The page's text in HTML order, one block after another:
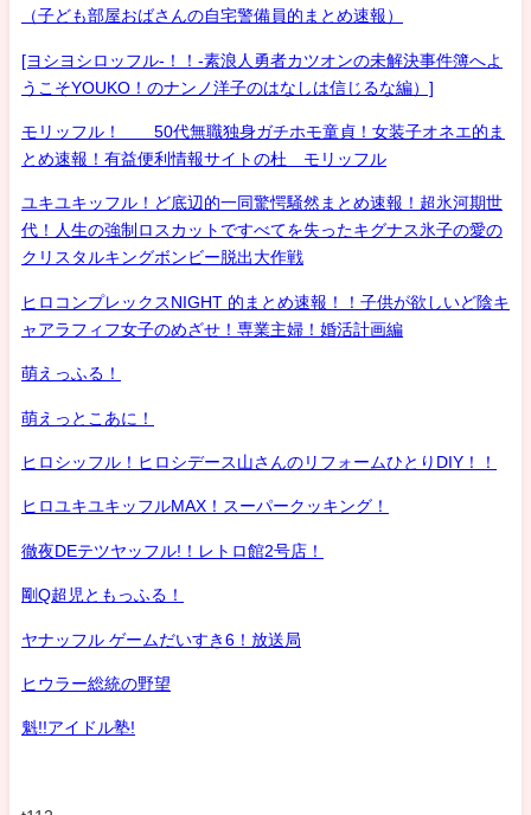
（子ども部屋おばさんの自宅警備員的まとめ速報）
[ヨシヨシロッフル-！！-素浪人勇者カツオンの未解決事件簿へよ
うこそYOUKO！のナンノ洋子のはなしは信じるな編）]
モリッフル！ 50代無職独身ガチホモ童貞！女装子オネエ的ま
とめ速報！有益便利情報サイトの杜 モリッフル
ユキユキッフル！ど底辺的一同驚愕騒然まとめ速報！超氷河期世
代！人生の強制ロスカットですべてを失ったキグナス氷子の愛の
クリスタルキングボンビー脱出大作戦
ヒロコンプレックスNIGHT 的まとめ速報！！子供が欲しいど陰キ
ャアラフィフ女子のめざせ！専業主婦！婚活計画編
萌えっふる！
萌えっとこあに！
ヒロシッフル！ヒロシデース山さんのリフォームひとりDIY！！
ヒロユキユキッフルMAX！スーパークッキング！
徹夜DEテツヤッフル!！レトロ館2号店！
剛Q超児ともっふる！
ヤナッフル ゲームだいすき6！放送局
ヒウラー総統の野望
魁!!アイドル塾!